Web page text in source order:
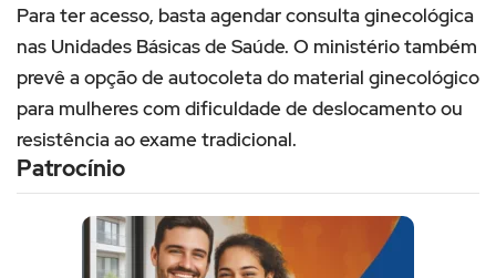
Para ter acesso, basta agendar consulta ginecológica
nas Unidades Básicas de Saúde. O ministério também
prevê a opção de autocoleta do material ginecológico
para mulheres com dificuldade de deslocamento ou
resistência ao exame tradicional.
Patrocínio